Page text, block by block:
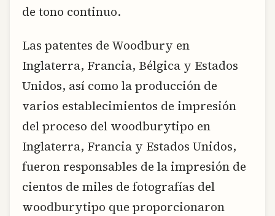
de tono continuo.
Las patentes de Woodbury en
Inglaterra, Francia, Bélgica y Estados
Unidos, así como la producción de
varios establecimientos de impresión
del proceso del woodburytipo en
Inglaterra, Francia y Estados Unidos,
fueron responsables de la impresión de
cientos de miles de fotografías del
woodburytipo que proporcionaron